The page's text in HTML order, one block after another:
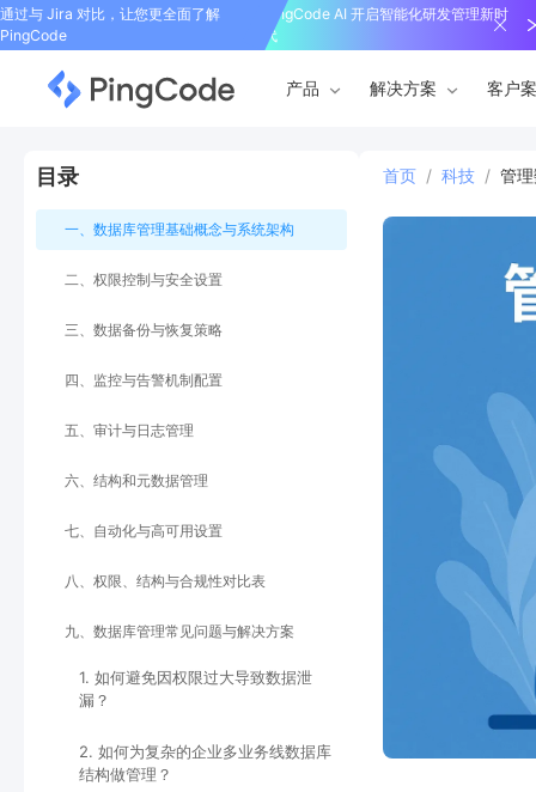
通过与 Jira 对比，让您更全面了解
PingCode
PingCode AI 开启智能化研发管理新时
代
产品 解决方案 客户
目录
一、数据库管理基础概念与系统架构
二、权限控制与安全设置
三、数据备份与恢复策略
四、监控与告警机制配置
五、审计与日志管理
六、结构和元数据管理
七、自动化与高可用设置
八、权限、结构与合规性对比表
九、数据库管理常见问题与解决方案
1. 如何避免因权限过大导致数据泄
漏？
2. 如何为复杂的企业多业务线数据库
结构做管理？
首页 / 科技 / 管